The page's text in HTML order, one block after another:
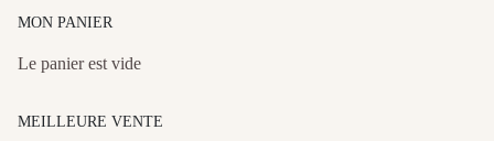
MON PANIER
Le panier est vide
MEILLEURE VENTE